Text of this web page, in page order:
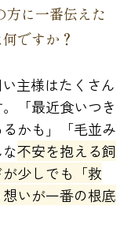
方に一番伝えた
ですか？
主様はたくさん
「最近食いつき
かも」「毛並み
不安を抱える飼
少しでも「救
いが一番の根底